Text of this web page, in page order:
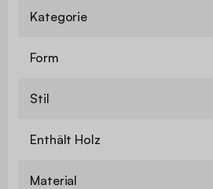
Kategorie
Form
Stil
Enthält Holz
Material